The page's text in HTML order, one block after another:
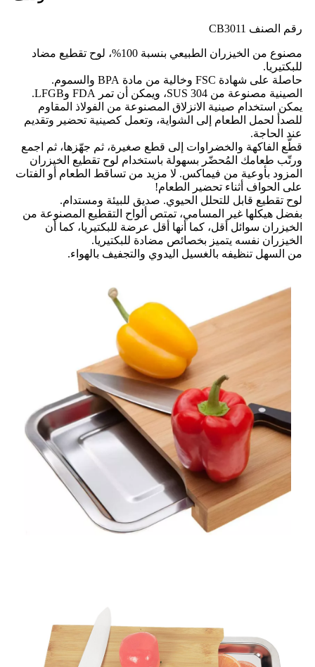
رقم الصنف CB3011
مصنوع من الخيزران الطبيعي بنسبة 100%، لوح تقطيع مضاد
للبكتيريا.
حاصلة على شهادة FSC وخالية من مادة BPA والسموم.
الصينية مصنوعة من SUS 304، ويمكن أن تمر FDA وLFGB.
يمكن استخدام صينية الانزلاق المصنوعة من الفولاذ المقاوم
للصدأ لحمل الطعام إلى الشواية، وتعمل كصينية تحضير وتقديم
عند الحاجة.
قطّع الفاكهة والخضراوات إلى قطع صغيرة، ثم جهّزها، ثم اجمع
ورتّب طعامك المُحضّر بسهولة باستخدام لوح تقطيع الخيزران
المزود بأوعية من فيماكس. لا مزيد من تساقط الطعام أو الفتات
على الحواف أثناء تحضير الطعام!
لوح تقطيع قابل للتحلل الحيوي. صديق للبيئة ومستدام.
بفضل هيكلها غير المسامي، تمتص ألواح التقطيع المصنوعة من
الخيزران سوائل أقل، كما أنها أقل عرضة للبكتيريا، كما أن
الخيزران نفسه يتميز بخصائص مضادة للبكتيريا.
من السهل تنظيفه بالغسيل اليدوي والتجفيف بالهواء.